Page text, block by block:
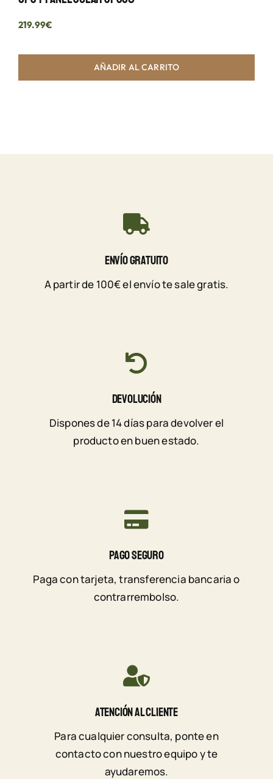
219.99€
AÑADIR AL CARRITO
Envío Gratuito
A partir de 100€ el envío te sale gratis.
Devolución
Dispones de 14 días para devolver el
producto en buen estado.
Pago Seguro
Paga con tarjeta, transferencia bancaria o
contrarrembolso.
Atención Al Cliente
Para cualquier consulta, ponte en
contacto con nuestro equipo y te
ayudaremos.